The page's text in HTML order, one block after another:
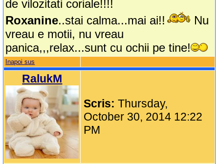
de vilozitati coriale!!!!
Roxanine..stai calma...mai ai!!
Nu
vreau e motii, nu vreau
panica,,,relax...sunt cu ochii pe tine!
Inapoi sus
RalukM
Scris:Thursday,
October 30, 2014 12:22
PM